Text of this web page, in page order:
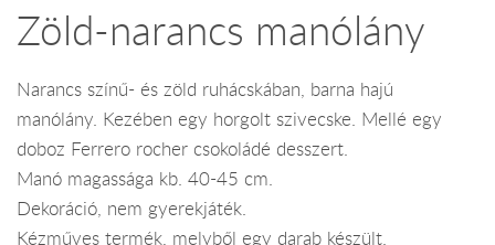
Zöld-narancs manólány
Narancs színű- és zöld ruhácskában, barna hajú
manólány. Kezében egy horgolt szivecske. Mellé egy
doboz Ferrero rocher csokoládé desszert.
Manó magassága kb. 40-45 cm.
Dekoráció, nem gyerekjáték.
Kézműves termék, melyből egy darab készült.